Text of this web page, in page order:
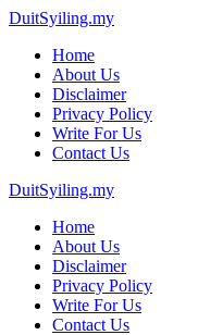
DuitSyiling.my
Home
About Us
Disclaimer
Privacy Policy
Write For Us
Contact Us
DuitSyiling.my
Home
About Us
Disclaimer
Privacy Policy
Write For Us
Contact Us